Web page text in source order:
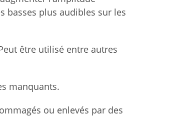
basses plus audibles sur les
être utilisé entre autres
manquants.
ou enlevés par des